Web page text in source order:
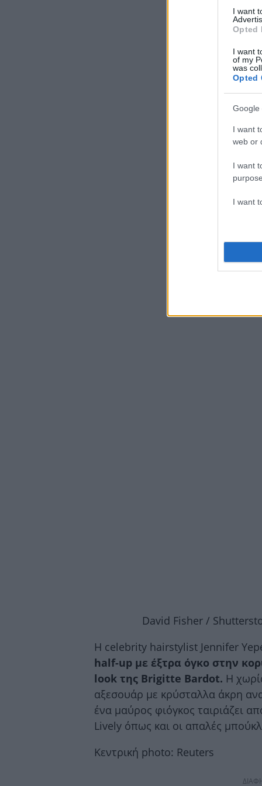
I want
Opted
I want
of my
was
Opted
Google
I want
web or
I want
I want
David Fisher /
Η celebrity hairstylist Jennifer
half-up με έξτρα όγκο στην
look της Brigitte Bardot. H
αξεσουάρ με κρύσταλλα άκρη
ένα μαύρος φιόγκος ταιριάζει
Lively όπως και οι απαλές
Κεντρική photo: Reuters